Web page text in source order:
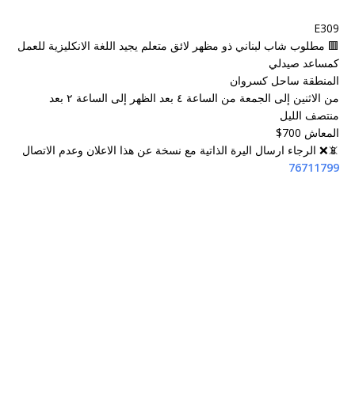
E309
🟥 مطلوب شاب لبناني ذو مظهر لائق متعلم يجيد اللغة الانكليزية للعمل
كمساعد صيدلي
المنطقة ساحل كسروان
من الاثنين إلى الجمعة من الساعة ٤ بعد الظهر إلى الساعة ٢ بعد
منتصف الليل
المعاش 700$
📵❌ الرجاء ارسال اليرة الذاتية مع نسخة عن هذا الاعلان وعدم الاتصال
76711799